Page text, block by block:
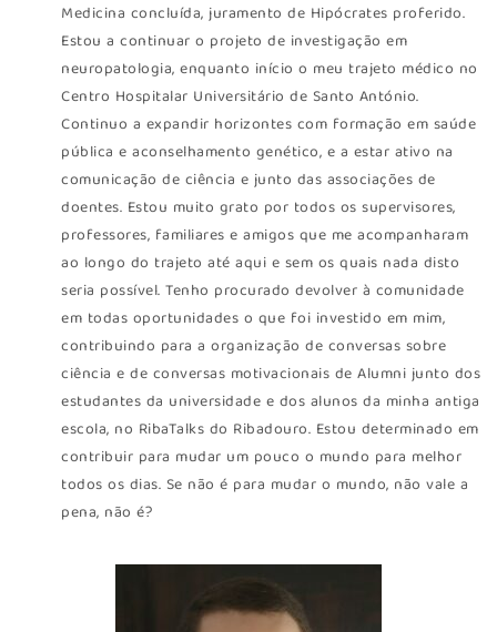
Medicina concluída, juramento de Hipócrates proferido.
Estou a continuar o projeto de investigação em
neuropatologia, enquanto início o meu trajeto médico no
Centro Hospitalar Universitário de Santo António.
Continuo a expandir horizontes com formação em saúde
pública e aconselhamento genético, e a estar ativo na
comunicação de ciência e junto das associações de
doentes. Estou muito grato por todos os supervisores,
professores, familiares e amigos que me acompanharam
ao longo do trajeto até aqui e sem os quais nada disto
seria possível. Tenho procurado devolver à comunidade
em todas oportunidades o que foi investido em mim,
contribuindo para a organização de conversas sobre
ciência e de conversas motivacionais de Alumni junto dos
estudantes da universidade e dos alunos da minha antiga
escola, no RibaTalks do Ribadouro. Estou determinado em
contribuir para mudar um pouco o mundo para melhor
todos os dias. Se não é para mudar o mundo, não vale a
pena, não é?